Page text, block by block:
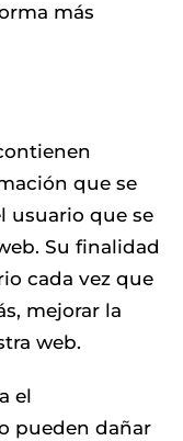
más
que se
usuario que se
Su finalidad
cada vez que
mejorar la
web.
el
pueden dañar